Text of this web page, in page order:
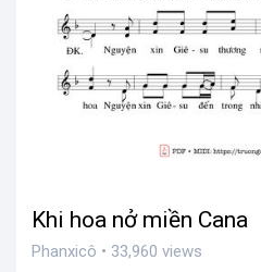
Khi hoa nở miền Cana
Phanxicô • 33,960 views